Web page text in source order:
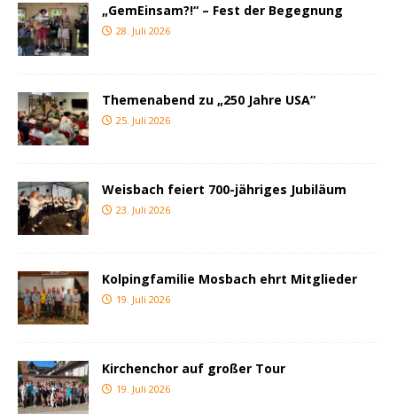
„GemEinsam?!“ – Fest der Begegnung
28. Juli 2026
Themenabend zu „250 Jahre USA“
25. Juli 2026
Weisbach feiert 700-jähriges Jubiläum
23. Juli 2026
Kolpingfamilie Mosbach ehrt Mitglieder
19. Juli 2026
Kirchenchor auf großer Tour
19. Juli 2026